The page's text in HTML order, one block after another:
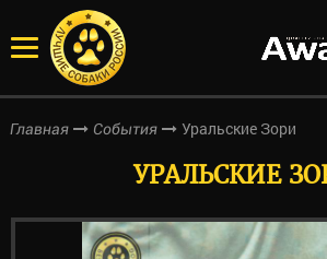
Главная События Уральские Зори
УРАЛЬСКИЕ